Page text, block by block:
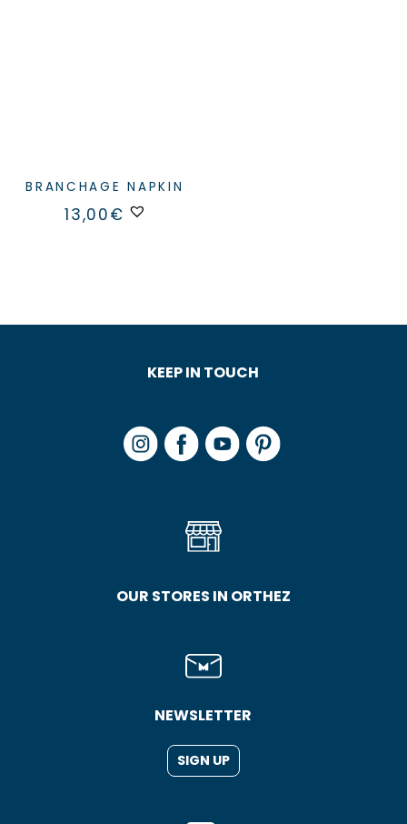
BRANCHAGE NAPKIN
13,00€
KEEP IN TOUCH
OUR STORES IN ORTHEZ
NEWSLETTER
SIGN UP